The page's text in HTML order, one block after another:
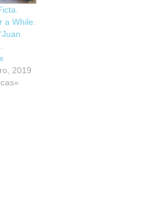
a While.
2019